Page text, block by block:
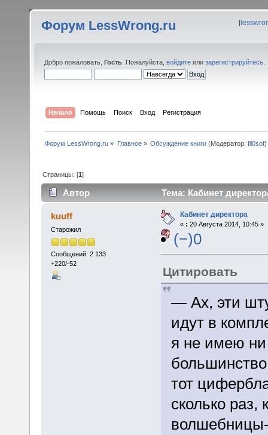
Форум LessWrong.ru [
Добро пожаловать, Гость . Пожалуйста, войдите или зарегистрируйтесь
Начало Помощь Поиск Вход Регистрация
Форум LessWrong.ru » Главное» Обсуждение книги(Модератор: fil0sof)
Страницы: [1]
Автор Тема: Кабинет
kuuff
Старожил
Сообщений: 2 133
+220/-52
Кабинет директора
« : 20 Августа 2014, 10:45 »
(−)0
Цитировать
— Ах, эти
идут в
я не имею ни
тот
сколько